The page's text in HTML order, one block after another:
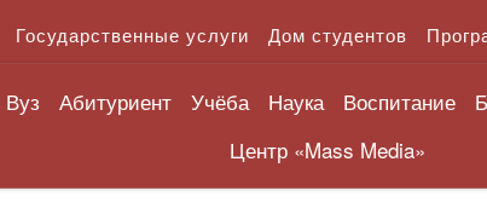
Государственные услуги Дом студентов
Вуз Абитуриент Учёба Наука Воспитание
Центр «Mass Media»